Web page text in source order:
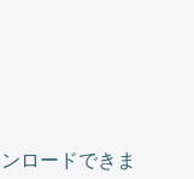
ロードできま